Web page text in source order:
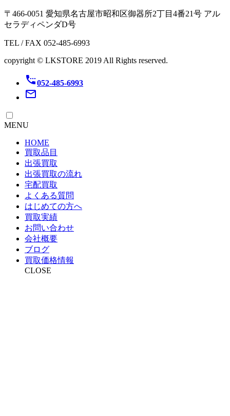
〒466-0051 愛知県名古屋市昭和区御器所2丁目4番21号 アル
セラディペンダD号
TEL / FAX 052-485-6993
copyright © LKSTORE 2019 All Rights reserved.
settings_phone052-485-6993
mail_outline
MENU
HOME
買取品目
出張買取
出張買取の流れ
宅配買取
よくある質問
はじめての方へ
買取実績
お問い合わせ
会社概要
ブログ
買取価格情報
CLOSE